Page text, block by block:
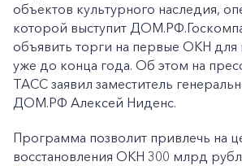
объектов культурного наследия,
которой выступит
объявить торги на первые ОКН для
уже до конца года. Об этом на
ТАСС заявил заместитель
ДОМ.РФ Алексей Ниденс.
Программа позволит привлечь на
восстановления ОКН 300 млрд